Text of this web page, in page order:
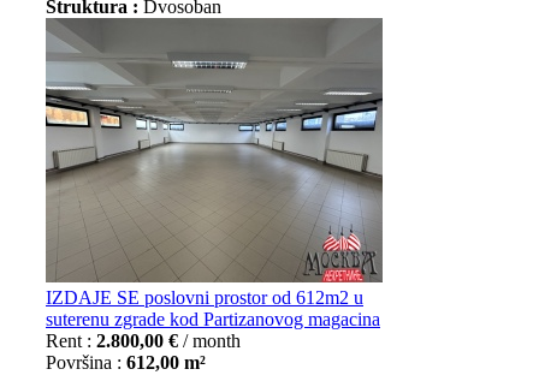
Struktura : Dvosoban
IZDAJE SE poslovni prostor od 612m2 u
suterenu zgrade kod Partizanovog magacina
Rent : 2.800,00 € / month
Površina : 612,00 m²